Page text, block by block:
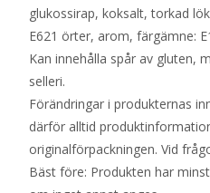
glukossirap, koksalt, torkad
E621 örter, arom, färgämne:
Kan innehålla spår av gluten,
selleri.
Förändringar i produkternas
därför alltid
originalförpackningen. Vid
Bäst före: Produkten har